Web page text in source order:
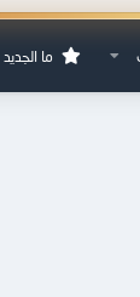
ما الجديد